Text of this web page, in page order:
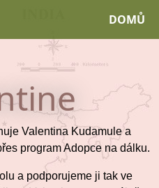
DOMŮ
Valentina Kudamule a
program Adopce na dálku.
a podporujeme ji tak ve